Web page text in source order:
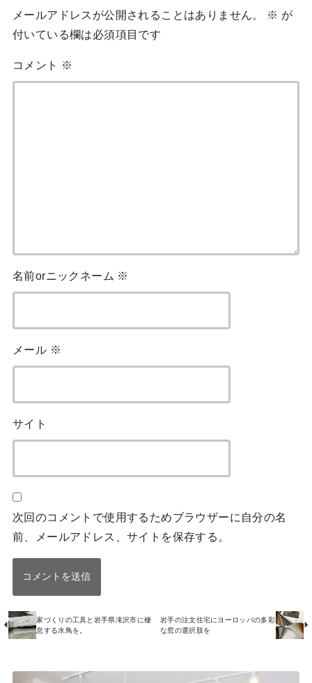
メールアドレスが公開されることはありません。 ※ が
付いている欄は必須項目です
コメント ※
名前orニックネーム ※
メール ※
サイト
次回のコメントで使用するためブラウザーに自分の名
前、メールアドレス、サイトを保存する。
家づくりの工具と岩手県滝沢市に棲
息する水鳥を。
岩手の注文住宅にヨーロッパの多彩
な窓の選択肢を